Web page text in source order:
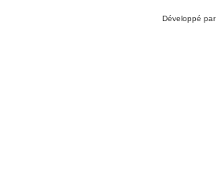
Développé par